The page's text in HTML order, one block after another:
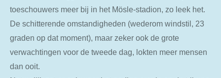
toeschouwers meer bij in het Mösle-stadion, zo leek het.
De schitterende omstandigheden (wederom windstil, 23
graden op dat moment), maar zeker ook de grote
verwachtingen voor de tweede dag, lokten meer mensen
dan ooit.